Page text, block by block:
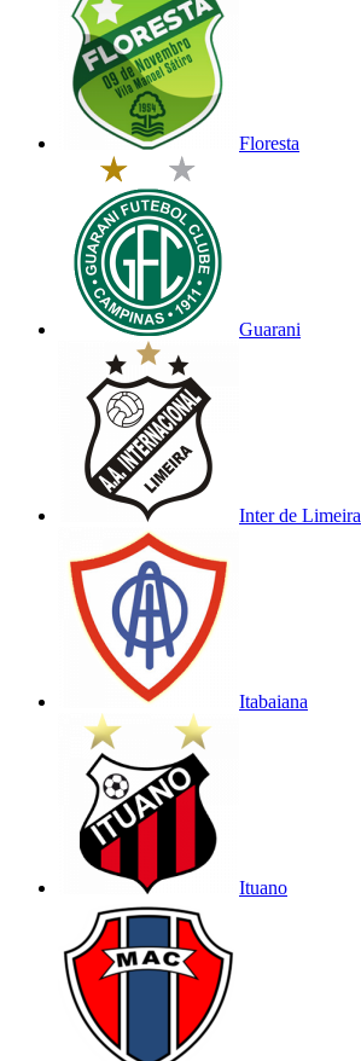
Floresta
Guarani
Inter de Limeira
Itabaiana
Ituano